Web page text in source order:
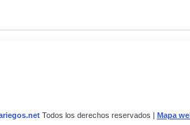
Todos los derechos reservados | Mapa